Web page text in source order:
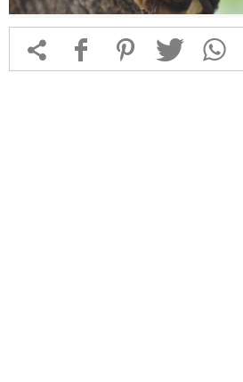
 f 1 T 